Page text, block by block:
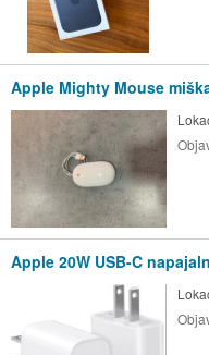
Apple Mighty Mouse
Apple 20W USB-C